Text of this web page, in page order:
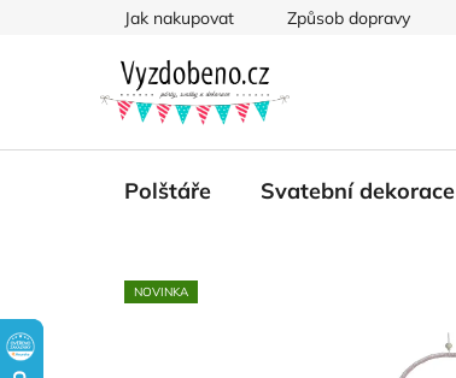
Jak nakupovat Způsob dopravy
Polštáře Svatební dekorace
NOVINKA